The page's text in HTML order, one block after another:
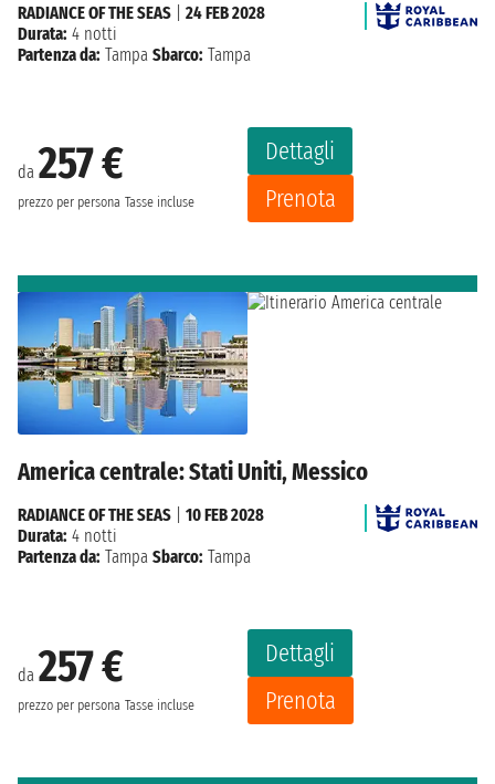
da 257 €
prezzo per persona Tasse incluse
Dettagli
Prenota
RADIANCE OF THE SEAS
24 FEB 2028
Durata: 4 notti
Partenza da: Tampa Sbarco: Tampa
America centrale: Stati Uniti, Messico
da 257 €
prezzo per persona Tasse incluse
Dettagli
Prenota
RADIANCE OF THE SEAS
10 FEB 2028
Durata: 4 notti
Partenza da: Tampa Sbarco: Tampa